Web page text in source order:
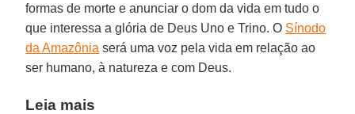
formas de morte e anunciar o dom da vida em tudo o
que interessa a glória de Deus Uno e Trino. O Sínodo
da Amazônia será uma voz pela vida em relação ao
ser humano, à natureza e com Deus.
Leia mais